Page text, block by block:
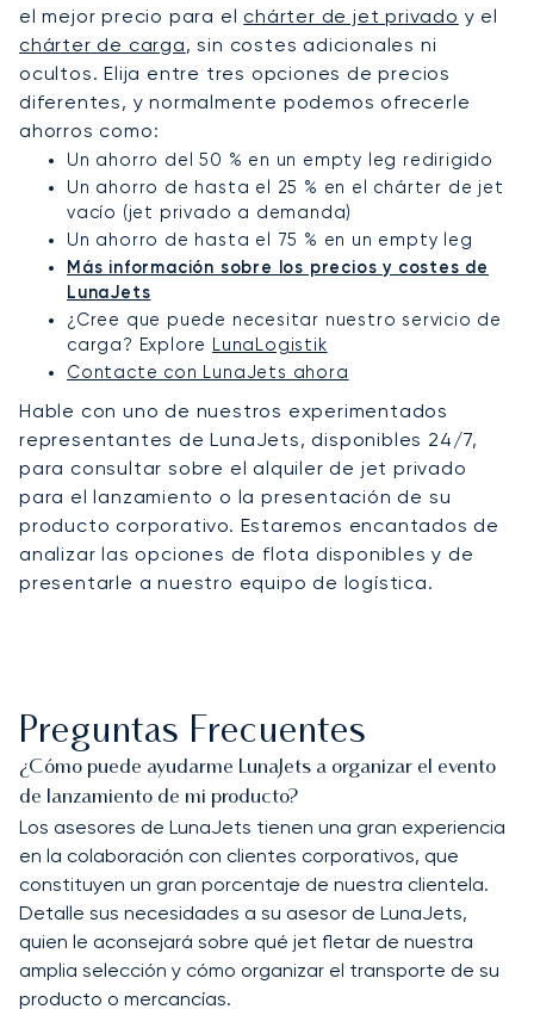
el mejor precio para el chárter de jet privado y el
chárter de carga, sin costes adicionales ni
ocultos. Elija entre tres opciones de precios
diferentes, y normalmente podemos ofrecerle
ahorros como:
Un ahorro del 50 % en un empty leg redirigido
Un ahorro de hasta el 25 % en el chárter de jet
vacío (jet privado a demanda)
Un ahorro de hasta el 75 % en un empty leg
Más información sobre los precios y costes de
LunaJets
¿Cree que puede necesitar nuestro servicio de
carga? Explore
LunaLogistik
Contacte con LunaJets ahora
Hable con uno de nuestros experimentados
representantes de LunaJets, disponibles 24/7,
para consultar sobre el alquiler de jet privado
para el lanzamiento o la presentación de su
producto corporativo. Estaremos encantados de
analizar las opciones de flota disponibles y de
presentarle a nuestro equipo de logística.
Preguntas Frecuentes
¿Cómo puede ayudarme LunaJets a organizar el evento
de lanzamiento de mi producto?
Los asesores de LunaJets tienen una gran experiencia
en la colaboración con clientes corporativos, que
constituyen un gran porcentaje de nuestra clientela.
Detalle sus necesidades a su asesor de LunaJets,
quien le aconsejará sobre qué jet fletar de nuestra
amplia selección y cómo organizar el transporte de su
producto o mercancías.